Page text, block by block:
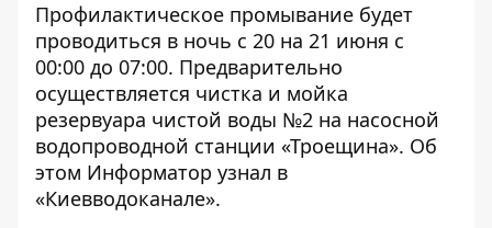
Профилактическое промывание будет
проводиться в ночь с 20 на 21 июня с
00:00 до 07:00. Предварительно
осуществляется чистка и мойка
резервуара чистой воды №2 на насосной
водопроводной станции «Троещина». Об
этом Информатор узнал в
«Киевводоканале».